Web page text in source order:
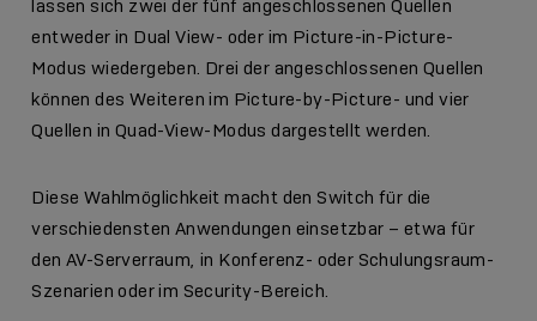
lassen sich zwei der fünf angeschlossenen Quellen
entweder in Dual View- oder im Picture-in-Picture-
Modus wiedergeben. Drei der angeschlossenen Quellen
können des Weiteren im Picture-by-Picture- und vier
Quellen in Quad-View-Modus dargestellt werden.
Diese Wahlmöglichkeit macht den Switch für die
verschiedensten Anwendungen einsetzbar – etwa für
den AV-Serverraum, in Konferenz- oder Schulungsraum-
Szenarien oder im Security-Bereich.